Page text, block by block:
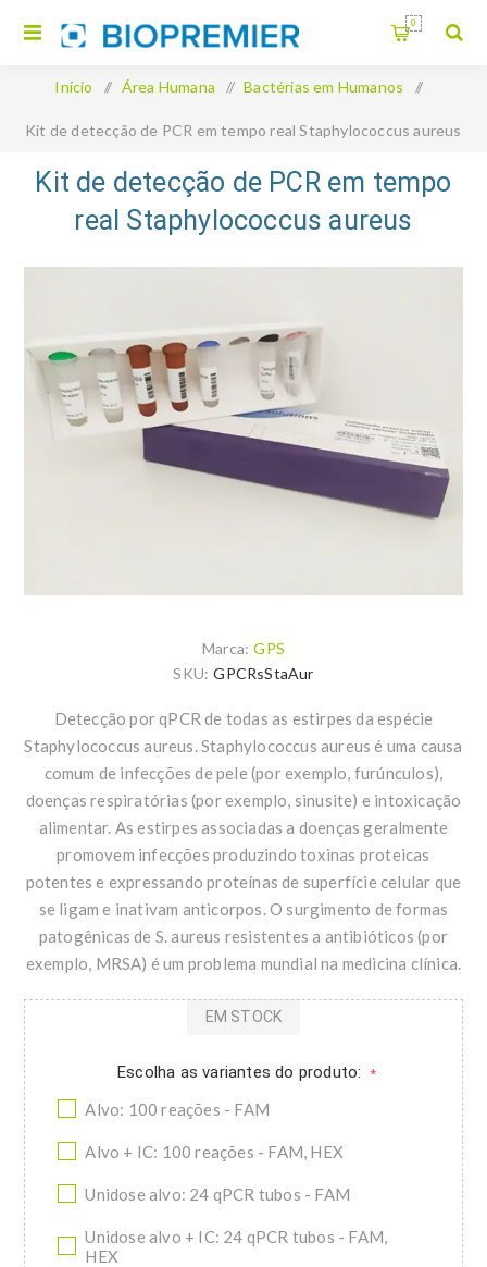
0
Início / Área Humana / Bactérias em Humanos /
Kit de detecção de PCR em tempo real Staphylococcus aureus
Kit de detecção de PCR em tempo
real Staphylococcus aureus
Marca: GPS
SKU: GPCRsStaAur
Detecção por qPCR de todas as estirpes da espécie
Staphylococcus aureus. Staphylococcus aureus é uma causa
comum de infecções de pele (por exemplo, furúnculos),
doenças respiratórias (por exemplo, sinusite) e intoxicação
alimentar. As estirpes associadas a doenças geralmente
promovem infecções produzindo toxinas proteicas
potentes e expressando proteínas de superfície celular que
se ligam e inativam anticorpos. O surgimento de formas
patogênicas de S. aureus resistentes a antibióticos (por
exemplo, MRSA) é um problema mundial na medicina clínica.
Escolha as variantes do produto: *
Alvo: 100 reações - FAM
Alvo + IC: 100 reações - FAM, HEX
Unidose alvo: 24 qPCR tubos - FAM
Unidose alvo + IC: 24 qPCR tubos - FAM,
HEX
EM STOCK